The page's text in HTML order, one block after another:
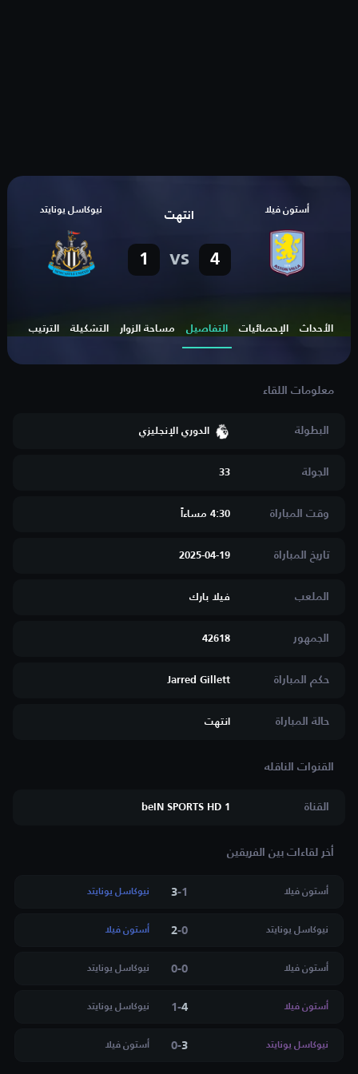
أستون فيلا انتهت
4
vs
1
نيوكاسل يونايتد
الأحداث الإحصائيات التفاصيل مساحة الزوار التشكيلة الترتيب
البطولة الدوري الإنجليزي
الجولة 33
وقت المباراة 4:30 مساءاََ
تاريخ المباراة 2025-04-19
الملعب فيلا بارك
الجمهور 42618
حكم المباراة Jarred Gillett
حالة المباراة انتهت
القناة beIN SPORTS HD 1
أخر لقاءات بين الفريقين
أستون فيلا 1
-
3 نيوكاسل يونايتد
نيوكاسل يونايتد 0
-
2 أستون فيلا
أستون فيلا 0
-
0 نيوكاسل يونايتد
أستون فيلا 4
-
1 نيوكاسل يونايتد
نيوكاسل يونايتد 3
-
0 أستون فيلا